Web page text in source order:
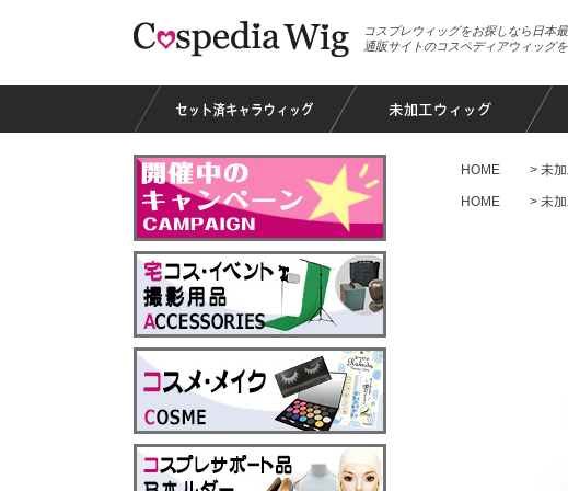
コスプレウィッグをお探しなら日本
通販サイトのコスペディアウィッグ
HOME 未
HOME 未